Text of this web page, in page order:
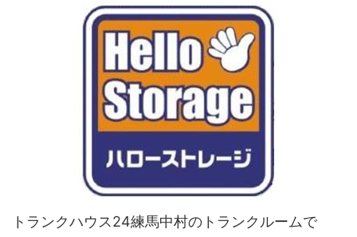
トランクハウス24練馬中村のトランクルームで